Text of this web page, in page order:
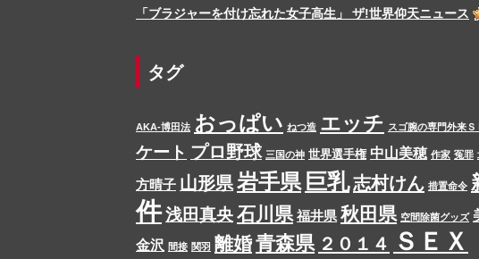
「ブラジャーを付け忘れた女子高生」 ザ!世界仰天ニュース
タグ
AKA-博田法 おっぱい ねつ造 エッチ スゴ腕の専門外来Ｓ
ケート プロ野球 三国の神 世界選手権 中山美穂 作家 冤罪
方晴子 山形県岩手県 巨乳志村けん 措置命令
件浅田真央石川県 福井県 秋田県 空間除菌グッズ
金沢 間接 関羽 離婚青森県 ２０１４ ＳＥＸ